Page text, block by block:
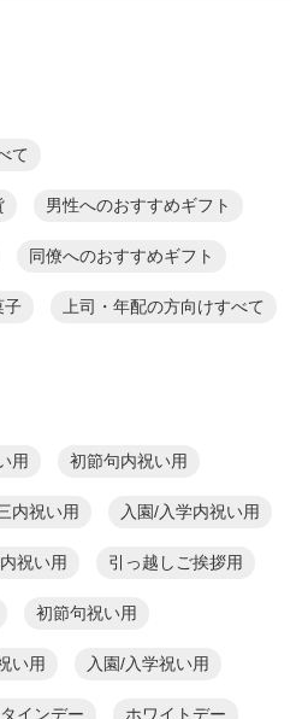
て
男性へのおすすめギフト
同僚へのおすすめギフト
子 上司・年配の方向けすべて
用 初節句内祝い用
内祝い用 入園/入学内祝い用
祝い用 引っ越しご挨拶用
初節句祝い用
い用 入園/入学祝い用
インデー ホワイトデー